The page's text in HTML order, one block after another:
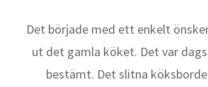
Det började med ett enkelt
ut det gamla köket. Det var
bestämt. Det slitna